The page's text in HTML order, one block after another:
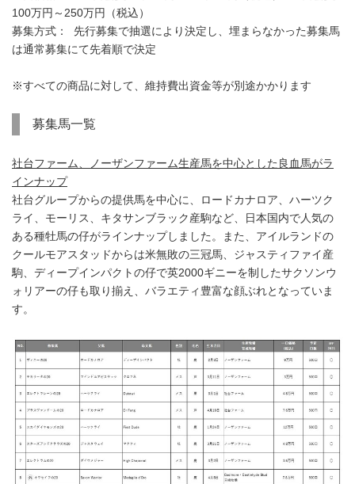
100万円～250万円（税込）
募集方式： 先行募集で抽選により決定し、埋まらなかった募集馬
は通常募集にて先着順で決定
※すべての商品に対して、維持費出資金等が別途かかります
募集馬一覧
社台ファーム、ノーザンファーム生産馬を中心とした良血馬がラ
インナップ
社台グループからの提供馬を中心に、ロードカナロア、ハーツク
ライ、モーリス、キタサンブラック産駒など、日本国内で人気の
ある種牡馬の仔がラインナップしました。また、アイルランドの
クールモアスタッドからは米無敗の三冠馬、ジャスティファイ産
駒、ディープインパクトの仔で英2000ギニーを制したサクソンウ
ォリアーの仔も取り揃え、バラエティ豊富な顔ぶれとなっていま
す。